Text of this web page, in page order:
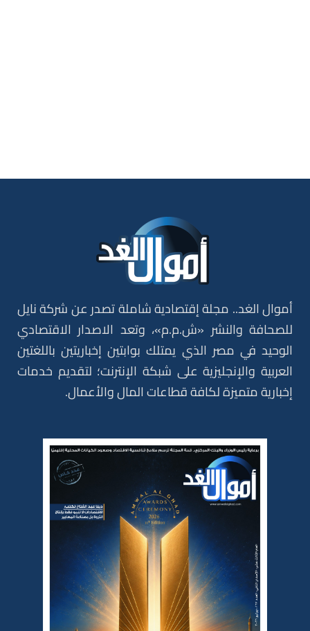
أموال الغد.. مجلة إقتصادية شاملة تصدر عن شركة نايل
للصحافة والنشر «ش.م.م»، وتعد الاصدار الاقتصادي
الوحيد في مصر الذي يمتلك بوابتين إخباريتين باللغتين
العربية والإنجليزية على شبكة الإنترنت؛ لتقديم خدمات
إخبارية متميزة لكافة قطاعات المال والأعمال.